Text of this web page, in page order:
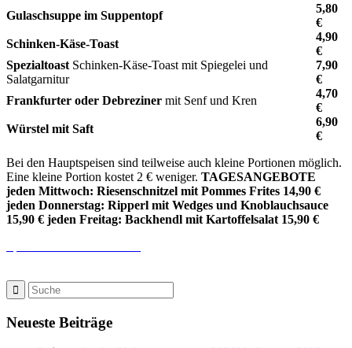
Gulaschsuppe im Suppentopf
5,80
€
Schinken-Käse-Toast
4,90
€
Spezialtoast Schinken-Käse-Toast mit Spiegelei und
Salatgarnitur
7,90
€
Frankfurter oder Debreziner mit Senf und Kren
4,70
€
Würstel mit Saft
6,90
€
Bei den Hauptspeisen sind teilweise auch kleine Portionen möglich.
Eine kleine Portion kostet 2 € weniger. TAGESANGEBOTE
jeden Mittwoch: Riesenschnitzel mit Pommes Frites 14,90 €
jeden Donnerstag: Ripperl mit Wedges und Knoblauchsauce
15,90 € jeden Freitag: Backhendl mit Kartoffelsalat 15,90 €
Neueste Beiträge